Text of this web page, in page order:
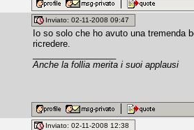
Inviato: 02-11-2008 09:47
Io so solo che ho avuto una tremenda
ricredere.
Anche la follia merita i suoi applausi
Inviato: 02-11-2008 12:38